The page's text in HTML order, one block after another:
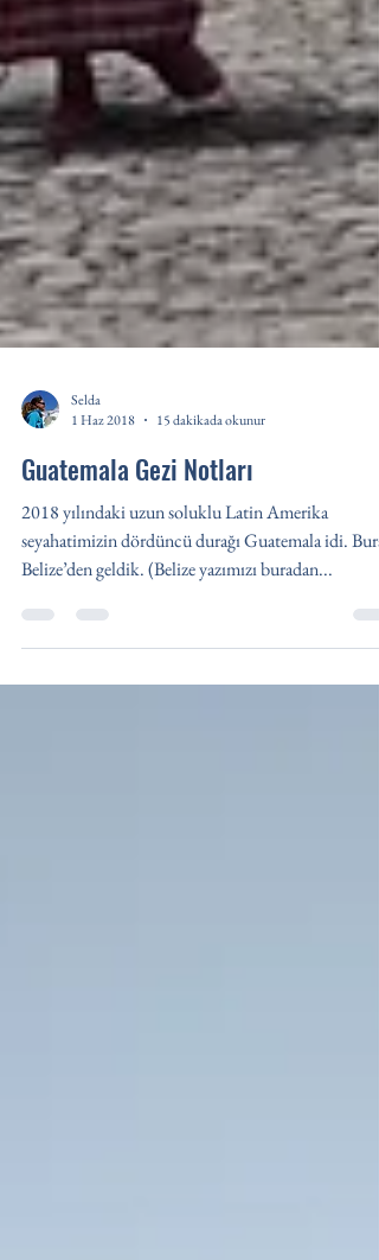
1 Haz 2018
15 dakikada okunur
Guatemala Gezi Notları
2018 yılındaki uzun soluklu Latin Amerika
seyahatimizin dördüncü durağı Guatemala idi.
Belize’den geldik. (Belize yazımızı buradan...